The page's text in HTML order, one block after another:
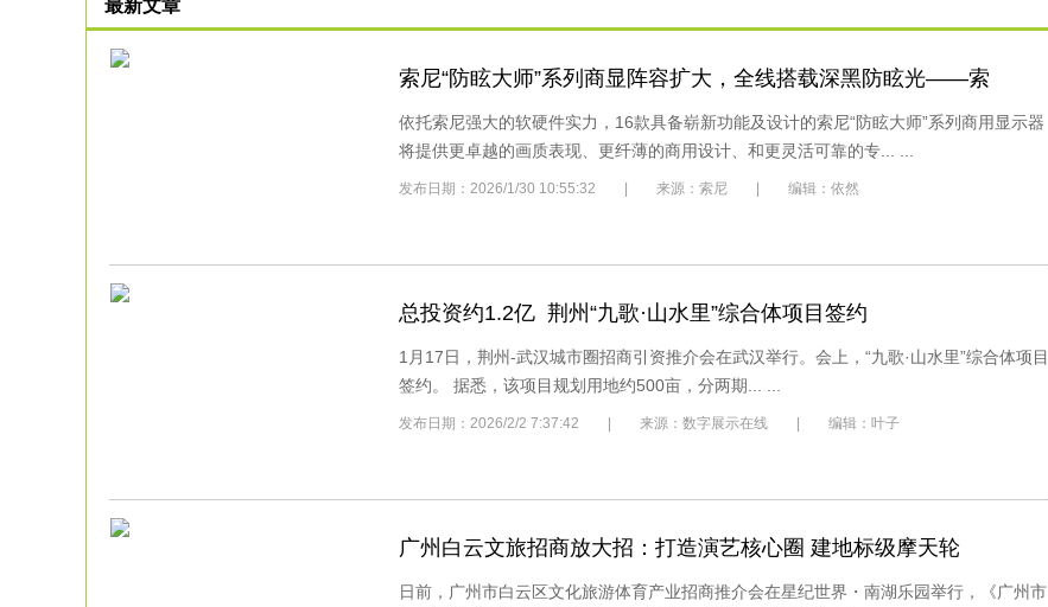
最新文章
索尼“防眩大师”系列商显阵容扩大，全线搭载深黑防眩光——索
依托索尼强大的软硬件实力，16款具备崭新功能及设计的索尼“防眩大师”系列商用显示器
将提供更卓越的画质表现、更纤薄的商用设计、和更灵活可靠的专... ...
发布日期：2026/1/30 10:55:32 | 来源：索尼 | 编辑：依然
总投资约1.2亿 荆州“九歌·山水里”综合体项目签约
1月17日，荆州-武汉城市圈招商引资推介会在武汉举行。会上，“九歌·山水里”综合体项目
签约。 据悉，该项目规划用地约500亩，分两期... ...
发布日期：2026/2/2 7:37:42 | 来源：数字展示在线 | 编辑：叶子
广州白云文旅招商放大招：打造演艺核心圈 建地标级摩天轮
日前，广州市白云区文化旅游体育产业招商推介会在星纪世界・南湖乐园举行，《广州市